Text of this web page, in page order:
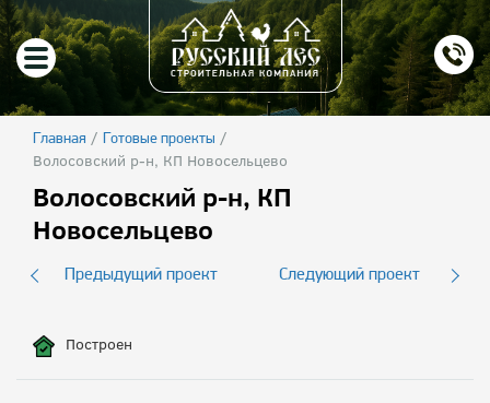
Главная / Готовые проекты /
Волосовский р-н, КП Новосельцево
Волосовский р-н, КП
Новосельцево
Предыдущий проект Следующий проект
Построен